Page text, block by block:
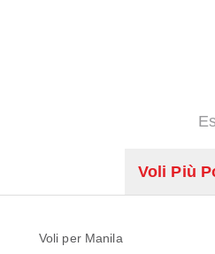
Voli Più
Voli per Manila